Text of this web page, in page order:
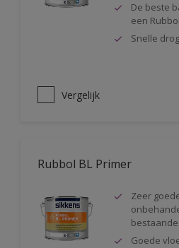
De beste
een
Snelle
Vergelijk
Rubbol BL Primer
Zeer
Goede